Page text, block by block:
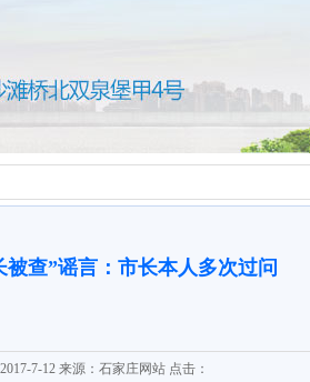
被查”谣言：市长本人多次过问
7-12 来源：石家庄网站 点击：